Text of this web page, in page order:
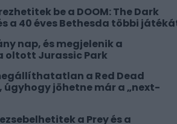
be a DOOM: The Dark
a 40 éves Bethesda többi
nap, és megjelenik a
oltott Jurassic Park
a Red Dead
úgyhogy jöhetne már a „next-
a Prey és a